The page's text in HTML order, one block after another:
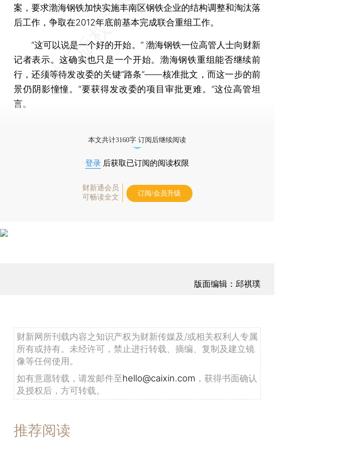
案，要求渤海钢铁加快实施丰南区钢铁企业的结构调整和淘汰落
后工作，争取在2012年底前基本完成联合重组工作。
“这可以说是一个好的开始。” 渤海钢铁一位高管人士向财新
记者表示。这确实也只是一个开始。渤海钢铁重组能否继续前
行，还须等待发改委的关键“路条”——核准批文，而这一步的前
景仍阴影憧憧。“要获得发改委的项目审批更难。”这位高管坦
言。
本文共计3160字 订阅后继续阅读
登录 后获取已订阅的阅读权限
财新通会员
可畅读全文
订阅/会员升级
版面编辑：邱祺璞
财新网所刊载内容之知识产权为财新传媒及/或相关权利人专属
所有或持有。未经许可，禁止进行转载、摘编、复制及建立镜
像等任何使用。
如有意愿转载，请发邮件至hello@caixin.com ，获得书面确认
及授权后，方可转载。
推荐阅读